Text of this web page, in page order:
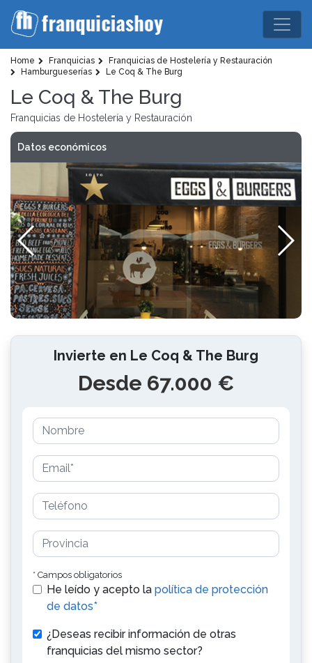
Home Franquicias
Franquicias de Hostelería y Restauración
Hamburgueserías
Le Coq & The Burg
Le Coq & The Burg
Franquicias de Hostelería y Restauración
Datos económicos
Invierte en Le Coq & The Burg
Desde 67.000 €
* Campos obligatorios
He leído y acepto la política de protección
de datos*
¿Deseas recibir información de otras
franquicias del mismo sector?